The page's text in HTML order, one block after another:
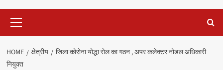
Menu
HOME क्षेत्रीय
जिला कोरोना योद्धा सेल का गठन , अपर कलेक्टर नोडल अधिकारी
नियुक्त